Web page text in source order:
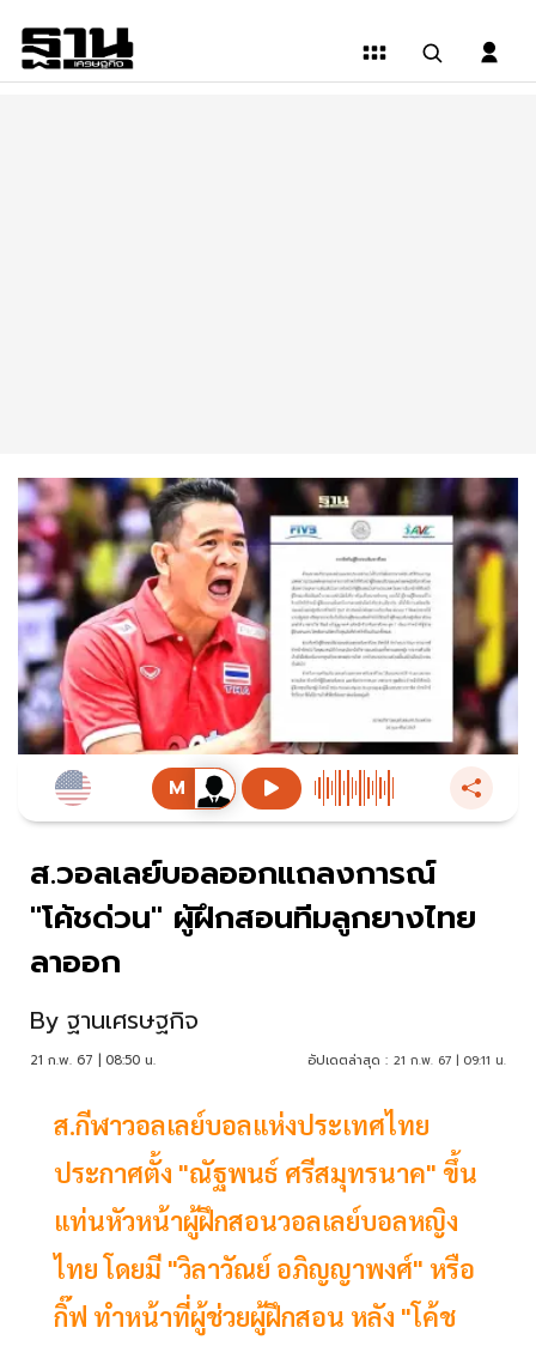
ส.วอลเลย์บอลออกแถลงการณ์
"โค้ชด่วน" ผู้ฝึกสอนทีมลูกยางไทย
ลาออก
By ฐานเศรษฐกิจ
21 ก.พ. 67 | 08:50 น. อัปเดตล่าสุด : 21 ก.พ. 67 | 09:11 น.
ส.กีฬาวอลเลย์บอลแห่งประเทศไทย
ประกาศตั้ง "ณัฐพนธ์ ศรีสมุทรนาค" ขึ้น
แท่นหัวหน้าผู้ฝึกสอนวอลเลย์บอลหญิง
ไทย โดยมี "วิลาวัณย์ อภิญญาพงศ์" หรือ
กิ๊ฟ ทำหน้าที่ผู้ช่วยผู้ฝึกสอน หลัง "โค้ช